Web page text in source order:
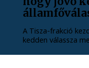
A Tisza-frakció
kedden válassza